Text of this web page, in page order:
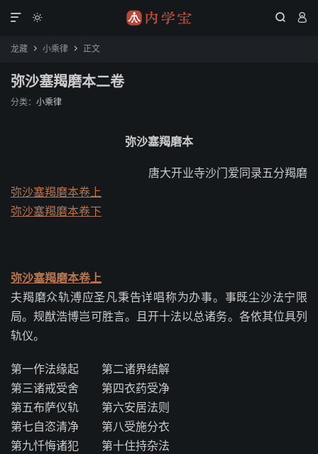
  

龙藏  小乘律  正文
弥沙塞羯磨本二卷
分类： 小乘律
弥沙塞羯磨本
唐大开业寺沙门爱同录五分羯磨
弥沙塞羯磨本卷上
弥沙塞羯磨本卷下
弥沙塞羯磨本卷上
夫羯磨众轨溥应圣凡秉告详唱称为办事。事既尘沙法宁限
局。规猷浩博岂可胜言。且开十法以总诸务。各依其位具列
轨仪。
第一作法缘起 第二诸界结解
第三诸戒受舍 第四衣药受净
第五布萨仪轨 第六安居法则
第七自恣清净 第八受施分衣
第九忏悔诸犯 第十住持杂法